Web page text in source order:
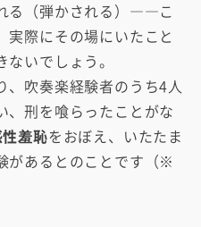
る（弾かされる）――こ
実際にその場にいたこと
ないでしょう。
、吹奏楽経験者のうち4人
、刑を喰らったことがな
性羞恥をおぼえ、いたたま
があるとのことです（※